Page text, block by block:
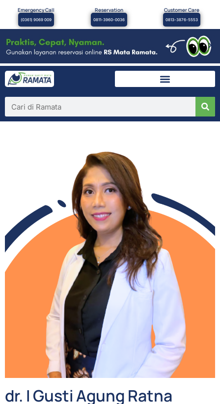
Emergency Call
(0361) 9069 009
Reservation
0811-3960-0036
Customer Care
0813-3876-5553
×
dr. I Gusti Agung Ratna